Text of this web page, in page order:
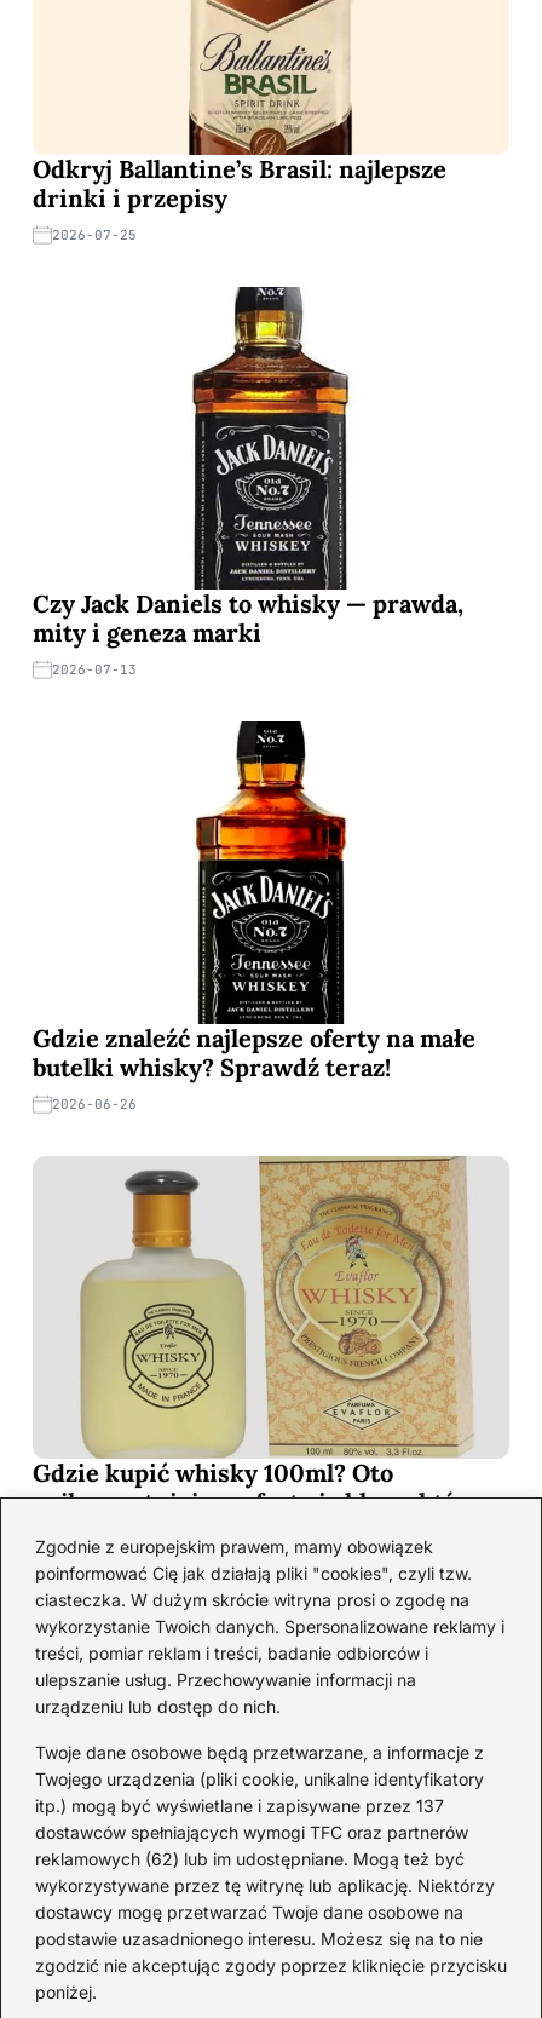
Zgodnie z europejskim prawem, mamy obowiązek
poinformować Cię jak działają pliki "cookies", czyli tzw.
ciasteczka. W dużym skrócie witryna prosi o zgodę na
wykorzystanie Twoich danych. Spersonalizowane reklamy i
treści, pomiar reklam i treści, badanie odbiorców i
ulepszanie usług. Przechowywanie informacji na
urządzeniu lub dostęp do nich.
Twoje dane osobowe będą przetwarzane, a informacje z
Twojego urządzenia (pliki cookie, unikalne identyfikatory
itp.) mogą być wyświetlane i zapisywane przez 137
dostawców spełniających wymogi TFC oraz partnerów
reklamowych (62) lub im udostępniane. Mogą też być
wykorzystywane przez tę witrynę lub aplikację. Niektórzy
dostawcy mogę przetwarzać Twoje dane osobowe na
podstawie uzasadnionego interesu. Możesz się na to nie
zgodzić nie akceptując zgody poprzez kliknięcie przycisku
poniżej.
Odkryj Ballantine’s Brasil: najlepsze
drinki i przepisy
2026-07-25
Czy Jack Daniels to whisky — prawda,
mity i geneza marki
2026-07-13
Gdzie znaleźć najlepsze oferty na małe
butelki whisky? Sprawdź teraz!
2026-06-26
Gdzie kupić whisky 100ml? Oto
najkorzystniejsze oferty i sklepy, które
2026-06-26
Kategorie
Koktajle(128)
Likier (10)
Piwo(28)
Porady(66)
Przekąski(36)
Rum(3)
Szampan(4)
Whisky(23)
Wino(12)